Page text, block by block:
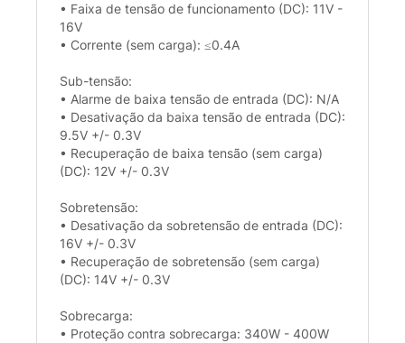
• Faixa de tensão de funcionamento (DC): 11V -
16V
• Corrente (sem carga): ≤0.4A
Sub-tensão:
• Alarme de baixa tensão de entrada (DC): N/A
• Desativação da baixa tensão de entrada (DC):
9.5V +/- 0.3V
• Recuperação de baixa tensão (sem carga)
(DC): 12V +/- 0.3V
Sobretensão:
• Desativação da sobretensão de entrada (DC):
16V +/- 0.3V
• Recuperação de sobretensão (sem carga)
(DC): 14V +/- 0.3V
Sobrecarga:
• Proteção contra sobrecarga: 340W - 400W